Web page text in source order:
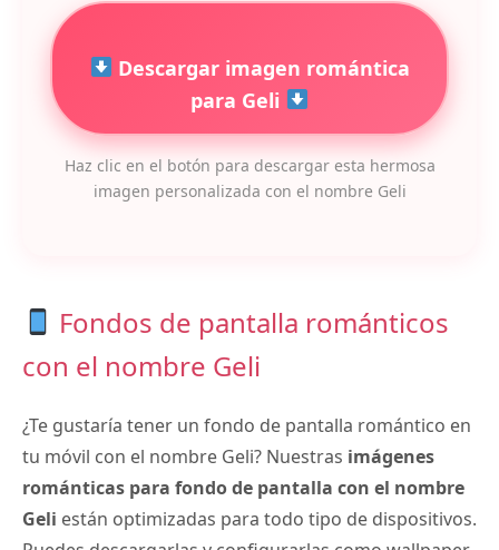
Descargar imagen romántica
para Geli
Haz clic en el botón para descargar esta hermosa
imagen personalizada con el nombre Geli
Fondos de pantalla románticos
con el nombre Geli
¿Te gustaría tener un fondo de pantalla romántico en
tu móvil con el nombre Geli? Nuestras imágenes
románticas para fondo de pantalla con el nombre
Geli están optimizadas para todo tipo de dispositivos.